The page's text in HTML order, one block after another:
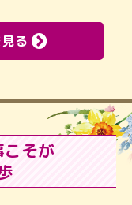
る
そが